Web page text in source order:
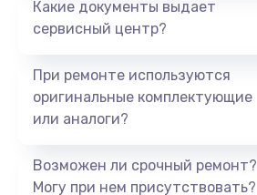
Какие документы выдает
сервисный центр?
При ремонте используются
оригинальные комплектующие
или аналоги?
Возможен ли срочный ремонт?
Могу при нем присутствовать?